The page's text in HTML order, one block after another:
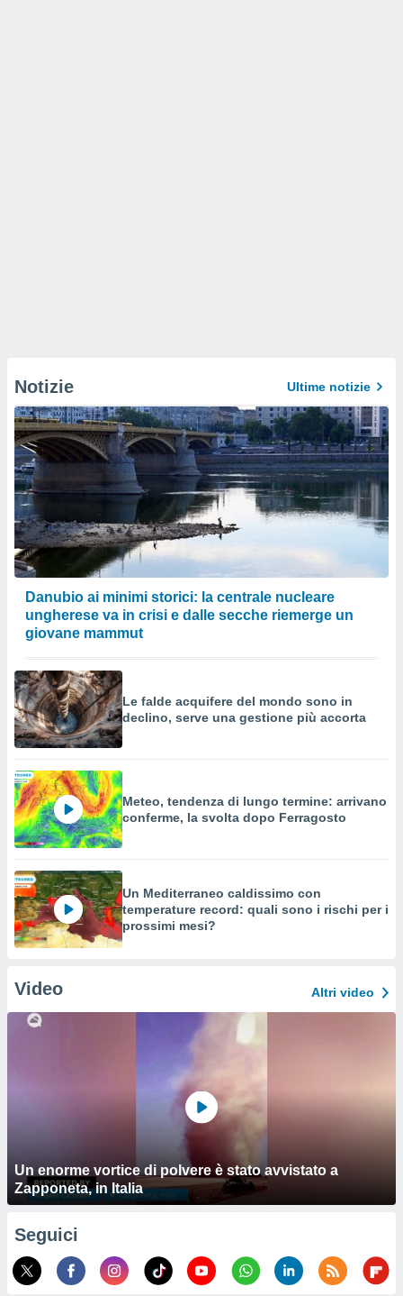
Notizie Ultime notizie
Danubio ai minimi storici: la centrale nucleare
ungherese va in crisi e dalle secche riemerge un
giovane mammut
Le falde acquifere del mondo sono in
declino, serve una gestione più accorta
Meteo, tendenza di lungo termine: arrivano
conferme, la svolta dopo Ferragosto
Un Mediterraneo caldissimo con
temperature record: quali sono i rischi per i
prossimi mesi?
Video Altri video
Un enorme vortice di polvere è stato avvistato a
Zapponeta, in Italia
Seguici